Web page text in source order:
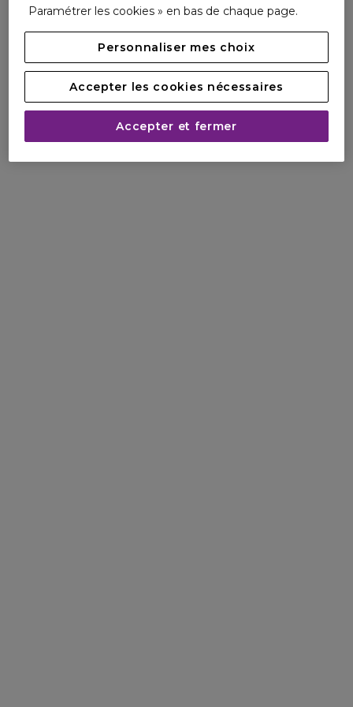
renaît du plus profond de la peau jusqu’à sa surface.
Le Sérum Lift composé à 90% d’ingrédients d’origine
naturelle est enrichi d'un duo d'actifs effet lift : les sucres
d'avoine bio et l'extrait de lupin blanc bio. Mais aussi :
D'un extrait d'albizia pour restaurer l'éclat,
D'un extrait de cellules de fleurs de vigne pour affiner le
D'un complexe d'acide hyaluronique pour repulper la peau,
D'un extrait de kalanchoé officinal bio pour préserver la
Paramétrer les cookies » en bas de chaque page.
Personnaliser mes choix
Accepter les cookies nécessaires
Accepter et fermer